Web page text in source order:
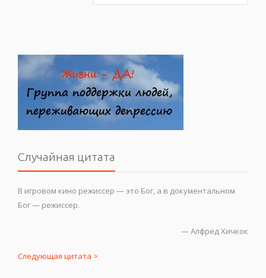
Случайная цитата
В игровом кино режиссер — это Бог, а в документальном
Бог — режиссер.
—Алфред Хичкок
Следующая цитата >